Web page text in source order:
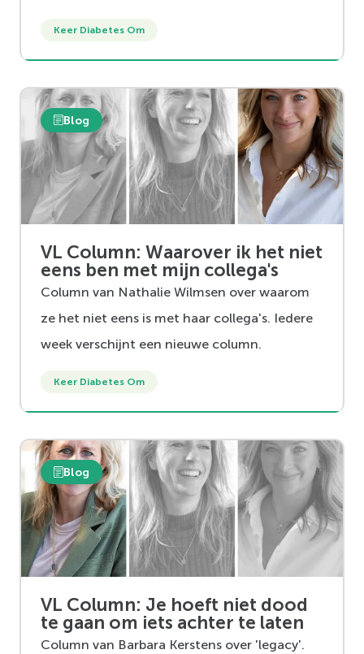
Keer Diabetes Om
Blog
VL Column: Waarover ik het niet
eens ben met mijn collega's
Column van Nathalie Wilmsen over waarom
ze het niet eens is met haar collega's. Iedere
week verschijnt een nieuwe column.
Keer Diabetes Om
Blog
VL Column: Je hoeft niet dood
te gaan om iets achter te laten
Column van Barbara Kerstens over 'legacy'.